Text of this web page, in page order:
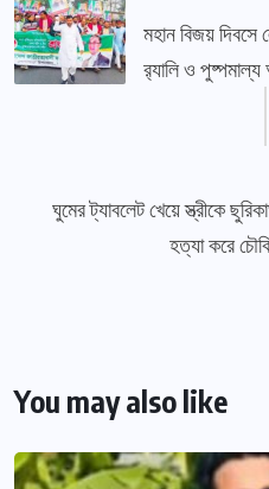
মহান বিজয় দিবসে
র‍্যালি ও পুষ্পমাল্য
ঘুমের ট্যাবলেট খেয়ে স্ত্রীকে
হত্যা করে
You may also like